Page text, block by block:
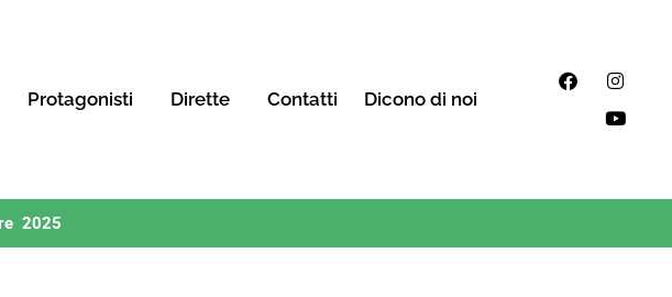
Protagonisti Dirette Contatti Dicono di noi
2025